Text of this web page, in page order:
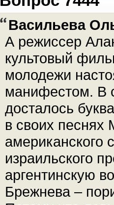
Васильева
А режиссер
культовый
молодежи
манифестом. В
досталось
в своих песнях
американского
израильского
аргентинскую
Брежнева –